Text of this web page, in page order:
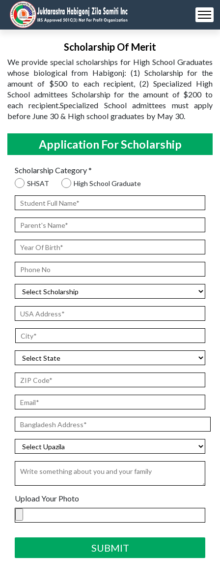
Scholarship Of Merit
We provide special scholarships for High School Graduates
whose biological from Habigonj: (1) Scholarship for the
amount of $500 to each recipient, (2) Specialized High
School admittees Scholarship for the amount of $200 to
each recipient.Specialized School admittees must apply
before June 30 & High school graduates by May 30.
Application For Scholarship
Scholarship Category*
SHSAT High School Graduate
Upload Your Photo
SUBMIT